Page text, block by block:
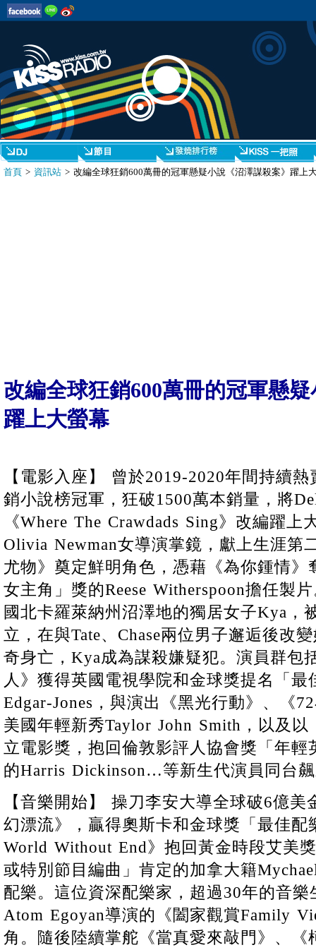
首頁 > 資訊站 > 改編全球狂銷600萬冊的冠軍懸疑小說《沼澤謀殺案》躍上
改編全球狂銷600萬冊的冠軍懸
躍上大螢幕
【電影入座】 曾於2019-2020年間持續
銷小說榜冠軍，狂破1500萬本銷量，將
《Where The Crawdads Sing》改編躍上
Olivia Newman女導演掌鏡，獻上生涯第
尤物》奠定鮮明角色，憑藉《為你鍾情
女主角」獎的Reese Witherspoon擔任製
國北卡羅萊納州沼澤地的獨居女子Kya，
立，在與Tate、Chase兩位男子邂逅後改
奇身亡，Kya成為謀殺嫌疑犯。演員群包
人》獲得英國電視學院和金球獎提名「最
Edgar-Jones，與演出《黑光行動》、《
美國年輕新秀Taylor John Smith，以及
立電影獎，抱回倫敦影評人協會獎「年
的Harris Dickinson…等新生代演員同台
【音樂開始】 操刀李安大導全球破6億
幻漂流》，贏得奧斯卡和金球獎「最佳配
World Without End》抱回黃金時段艾美
或特別節目編曲」肯定的加拿大籍
配樂。這位資深配樂家，超過30年的音
Atom Egoyan導演的《闔家觀賞Family
角。隨後陸續掌舵《當真愛來敲門》、《